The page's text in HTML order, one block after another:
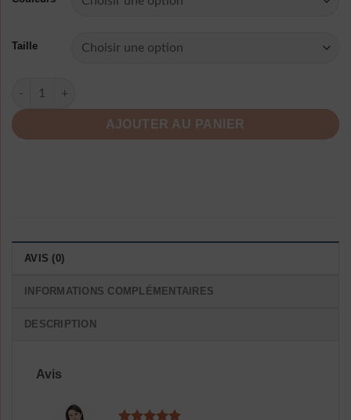
Taille
quantité de Chemise Manches Longues Vintage Tunique
AJOUTER AU PANIER
AVIS (0)
INFORMATIONS COMPLÉMENTAIRES
DESCRIPTION
Avis